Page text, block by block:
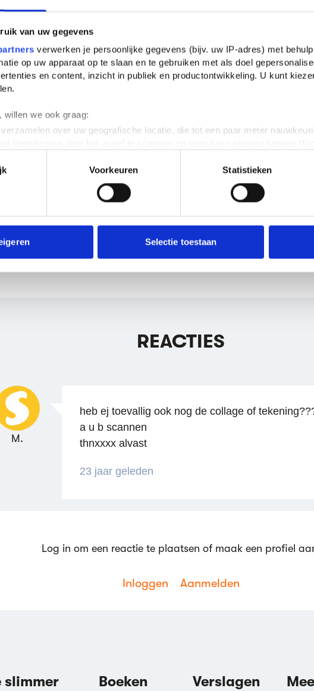
van uw gegevens
verwerken je persoonlijke gegevens (bijv. uw IP-adres) met
op uw apparaat op te slaan en te gebruiken met als doel
en content, inzicht in publiek en productontwikkeling. U kunt
willen we ook graag:
over uw geografische locatie, die tot een paar meter
moment wijzigen of intrekken in de Cookieverklaring.
om content en advertenties te personaliseren, om functies voor social
en analyse. Deze partners kunnen deze gegevens combineren met
hebben verzameld op basis van jouw gebruik van hun services.
Voorkeuren Statistieken
Selectie toestaan
REACTIES
M.
heb ej toevallig ook nog de collage of
a u b scannen
thnxxxx alvast
23 jaar geleden
Log in om een reactie te plaatsen of maak een profiel
Inloggen Aanmelden
slimmer Boeken Verslagen